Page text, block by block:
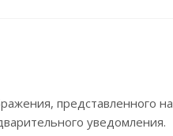
представленного
уведомления.